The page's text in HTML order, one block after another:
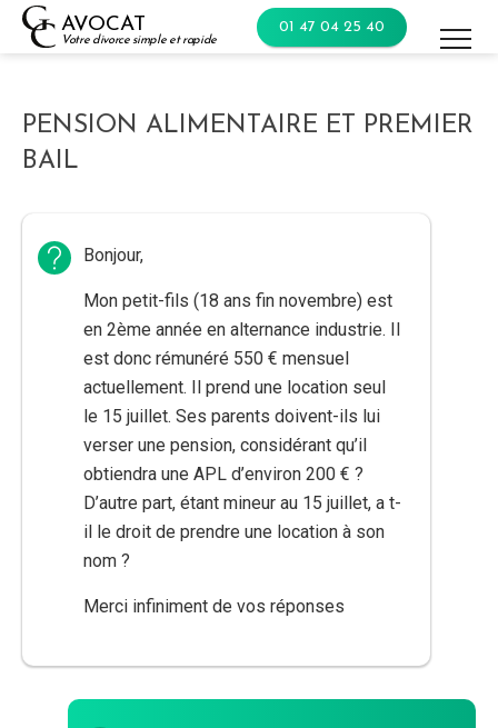
Skip
AVOCAT
Votre divorce simple et rapide
01 47 04 25 40
PENSION ALIMENTAIRE ET PREMIER
BAIL
Bonjour,
Mon petit-fils (18 ans fin novembre) est
en 2ème année en alternance industrie. Il
est donc rémunéré 550 € mensuel
actuellement. Il prend une location seul
le 15 juillet. Ses parents doivent-ils lui
verser une pension, considérant qu’il
obtiendra une APL d’environ 200 € ?
D’autre part, étant mineur au 15 juillet, a t-
il le droit de prendre une location à son
nom ?
Merci infiniment de vos réponses